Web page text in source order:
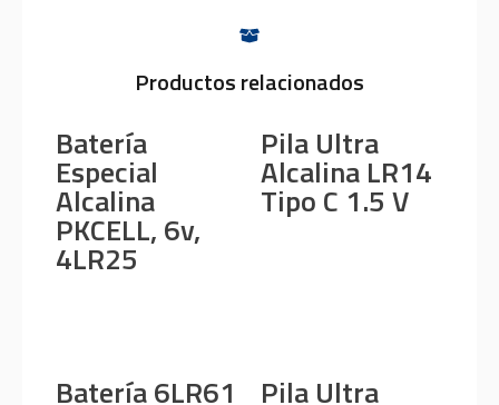
Productos relacionados
Batería
Especial
Alcalina
PKCELL, 6v,
4LR25
Pila Ultra
Alcalina LR14
Tipo C 1.5 V
Batería 6LR61 Pila Ultra